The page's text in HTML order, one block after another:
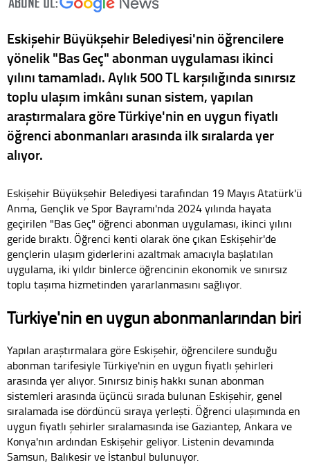
Eskişehir Büyükşehir Belediyesi'nin öğrencilere
yönelik "Bas Geç" abonman uygulaması ikinci
yılını tamamladı. Aylık 500 TL karşılığında sınırsız
toplu ulaşım imkânı sunan sistem, yapılan
araştırmalara göre Türkiye'nin en uygun fiyatlı
öğrenci abonmanları arasında ilk sıralarda yer
alıyor.
Eskişehir Büyükşehir Belediyesi tarafından 19 Mayıs Atatürk'ü
Anma, Gençlik ve Spor Bayramı'nda 2024 yılında hayata
geçirilen "Bas Geç" öğrenci abonman uygulaması, ikinci yılını
geride bıraktı. Öğrenci kenti olarak öne çıkan Eskişehir'de
gençlerin ulaşım giderlerini azaltmak amacıyla başlatılan
uygulama, iki yıldır binlerce öğrencinin ekonomik ve sınırsız
toplu taşıma hizmetinden yararlanmasını sağlıyor.
Türkiye'nin en uygun abonmanlarından biri
Yapılan araştırmalara göre Eskişehir, öğrencilere sunduğu
abonman tarifesiyle Türkiye'nin en uygun fiyatlı şehirleri
arasında yer alıyor. Sınırsız biniş hakkı sunan abonman
sistemleri arasında üçüncü sırada bulunan Eskişehir, genel
sıralamada ise dördüncü sıraya yerleşti. Öğrenci ulaşımında en
uygun fiyatlı şehirler sıralamasında ise Gaziantep, Ankara ve
Konya'nın ardından Eskişehir geliyor. Listenin devamında
Samsun, Balıkesir ve İstanbul bulunuyor.